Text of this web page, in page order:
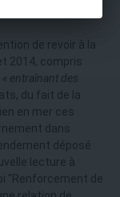
de revoir à la
2014, compris
« entraînant des
du fait de la
en mer ces
dans
déposé
lecture à
"Renforcement de